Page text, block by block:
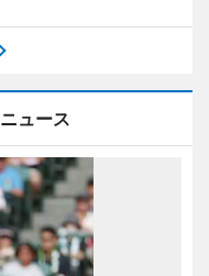
ュース